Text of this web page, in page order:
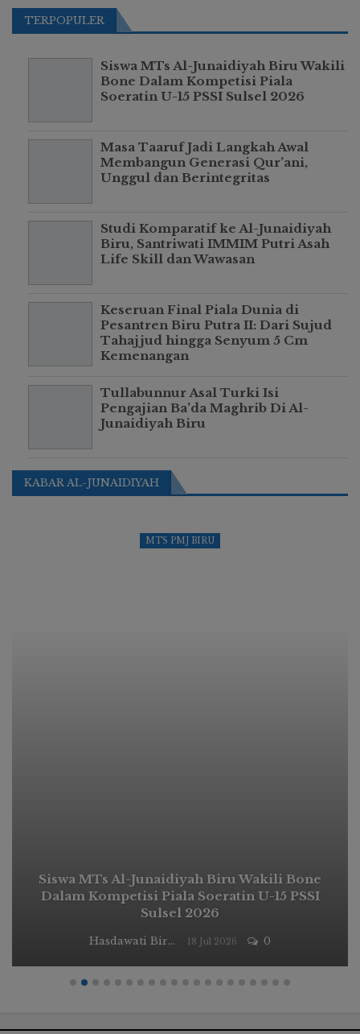
TERPOPULER
Siswa MTs Al-Junaidiyah Biru Wakili
Bone Dalam Kompetisi Piala
Soeratin U-15 PSSI Sulsel 2026
Masa Taaruf Jadi Langkah Awal
Membangun Generasi Qur’ani,
Unggul dan Berintegritas
Studi Komparatif ke Al-Junaidiyah
Biru, Santriwati IMMIM Putri Asah
Life Skill dan Wawasan
Keseruan Final Piala Dunia di
Pesantren Biru Putra II: Dari Sujud
Tahajjud hingga Senyum 5 Cm
Kemenangan
Tullabunnur Asal Turki Isi
Pengajian Ba’da Maghrib Di Al-
Junaidiyah Biru
KABAR AL-JUNAIDIYAH
MTS PMJ BIRU
Siswa MTs Al-Junaidiyah Biru Wakili Bone
Dalam Kompetisi Piala Soeratin U-15 PSSI
Sulsel 2026
Hasdawati Biru 18 Jul 2026 0